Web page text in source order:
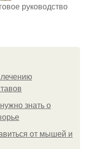
руководство
знать о
от мышей и